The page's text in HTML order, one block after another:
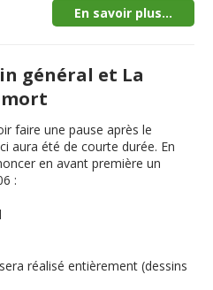
En savoir plus...
général et La
mort
faire une pause après le
aura été de courte durée. En
en avant première un
:
réalisé entièrement (dessins